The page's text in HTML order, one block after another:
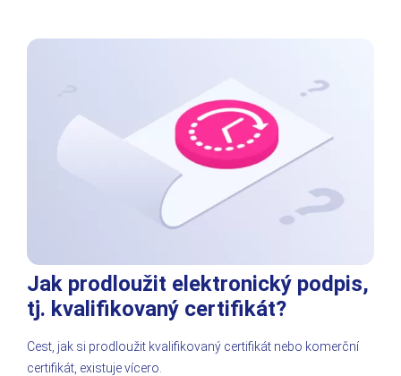
Jak prodloužit elektronický podpis,
tj. kvalifikovaný certifikát?
Cest, jak si prodloužit kvalifikovaný certifikát nebo komerční
certifikát, existuje vícero.